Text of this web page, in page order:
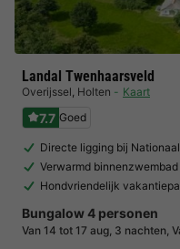
Landal Twenhaarsveld
Overijssel, Holten Kaart
7.7 Goed
Directe ligging bij
Verwarmd
Hondvriendelijk
Bungalow 4 personen
Van 14 tot 17 aug, 3 nachten,